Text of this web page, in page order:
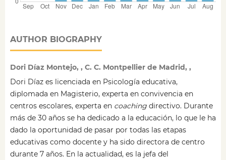
AUTHOR BIOGRAPHY
Dori Díaz Montejo, , C. C. Montpellier de Madrid, ,
Dori Díaz es licenciada en Psicología educativa,
diplomada en Magisterio, experta en convivencia en
centros escolares, experta en coachingdirectivo. Durante
más de 30 años se ha dedicado a la educación, lo que le ha
dado la oportunidad de pasar por todas las etapas
educativas como docente y ha sido directora de centro
durante 7 años. En la actualidad, es la jefa del